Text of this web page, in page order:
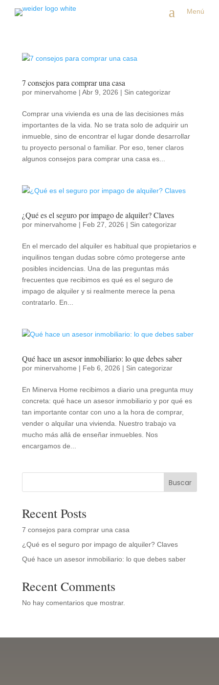
a Menú
7 consejos para comprar una casa
por minervahome | Abr 9, 2026 | Sin categorizar
Comprar una vivienda es una de las decisiones más
importantes de la vida. No se trata solo de adquirir un
inmueble, sino de encontrar el lugar donde desarrollar
tu proyecto personal o familiar. Por eso, tener claros
algunos consejos para comprar una casa es...
¿Qué es el seguro por impago de alquiler? Claves
por minervahome | Feb 27, 2026 | Sin categorizar
En el mercado del alquiler es habitual que propietarios e
inquilinos tengan dudas sobre cómo protegerse ante
posibles incidencias. Una de las preguntas más
frecuentes que recibimos es qué es el seguro de
impago de alquiler y si realmente merece la pena
contratarlo. En...
Qué hace un asesor inmobiliario: lo que debes saber
por minervahome | Feb 6, 2026 | Sin categorizar
En Minerva Home recibimos a diario una pregunta muy
concreta: qué hace un asesor inmobiliario y por qué es
tan importante contar con uno a la hora de comprar,
vender o alquilar una vivienda. Nuestro trabajo va
mucho más allá de enseñar inmuebles. Nos
encargamos de...
Buscar
Recent Posts
7 consejos para comprar una casa
¿Qué es el seguro por impago de alquiler? Claves
Qué hace un asesor inmobiliario: lo que debes saber
Recent Comments
No hay comentarios que mostrar.